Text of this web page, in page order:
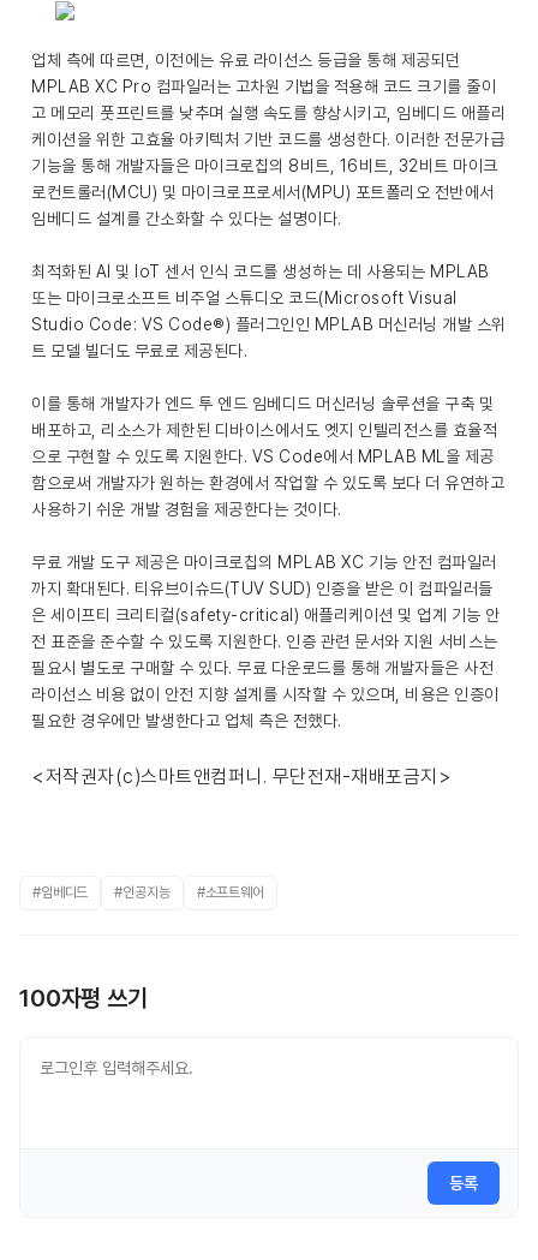
업체 측에 따르면, 이전에는 유료 라이선스 등급을 통해 제공되던
MPLAB XC Pro 컴파일러는 고차원 기법을 적용해 코드 크기를 줄이
고 메모리 풋프린트를 낮추며 실행 속도를 향상시키고, 임베디드 애플리
케이션을 위한 고효율 아키텍처 기반 코드를 생성한다. 이러한 전문가급
기능을 통해 개발자들은 마이크로칩의 8비트, 16비트, 32비트 마이크
로컨트롤러(MCU) 및 마이크로프로세서(MPU) 포트폴리오 전반에서
임베디드 설계를 간소화할 수 있다는 설명이다.
최적화된 AI 및 IoT 센서 인식 코드를 생성하는 데 사용되는 MPLAB
또는 마이크로소프트 비주얼 스튜디오 코드(Microsoft Visual
Studio Code: VS Code®) 플러그인인 MPLAB 머신러닝 개발 스위
트 모델 빌더도 무료로 제공된다.
이를 통해 개발자가 엔드 투 엔드 임베디드 머신러닝 솔루션을 구축 및
배포하고, 리소스가 제한된 디바이스에서도 엣지 인텔리전스를 효율적
으로 구현할 수 있도록 지원한다. VS Code에서 MPLAB ML을 제공
함으로써 개발자가 원하는 환경에서 작업할 수 있도록 보다 더 유연하고
사용하기 쉬운 개발 경험을 제공한다는 것이다.
무료 개발 도구 제공은 마이크로칩의 MPLAB XC 기능 안전 컴파일러
까지 확대된다. 티유브이슈드(TUV SUD) 인증을 받은 이 컴파일러들
은 세이프티 크리티컬(safety-critical) 애플리케이션 및 업계 기능 안
전 표준을 준수할 수 있도록 지원한다. 인증 관련 문서와 지원 서비스는
필요시 별도로 구매할 수 있다. 무료 다운로드를 통해 개발자들은 사전
라이선스 비용 없이 안전 지향 설계를 시작할 수 있으며, 비용은 인증이
필요한 경우에만 발생한다고 업체 측은 전했다.
<저작권자(c)스마트앤컴퍼니. 무단전재-재배포금지>
#임베디드 #인공지능 #소프트웨어
100자평 쓰기
등록